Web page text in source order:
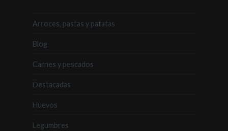
Arroces, pastas y patatas
Blog
Carnes y pescados
Destacadas
Huevos
Legumbres